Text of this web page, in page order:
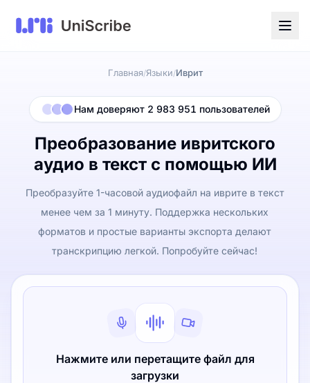
Главная/Языки/Иврит
Нам доверяют 2 983 951 пользователей
Преобразование ивритского
аудио в текст с помощью ИИ
Преобразуйте 1-часовой аудиофайл на иврите в текст
менее чем за 1 минуту. Поддержка нескольких
форматов и простые варианты экспорта делают
транскрипцию легкой. Попробуйте сейчас!
Нажмите или перетащите файл для
загрузки